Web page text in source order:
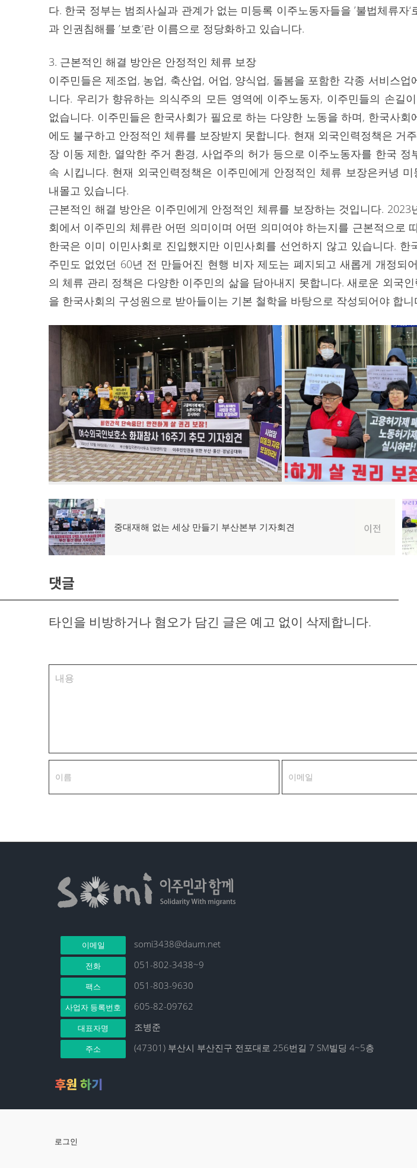
다. 한국 정부는 범죄사실과 관계가 없는 미등록 이주노동자들을 ’불법체류자
과 인권침해를 ’보호‘란 이름으로 정당화하고 있습니다.
3. 근본적인 해결 방안은 안정적인 체류 보장
이주민들은 제조업, 농업, 축산업, 어업, 양식업, 돌봄을 포함한 각종 서비스업
니다. 우리가 향유하는 의식주의 모든 영역에 이주노동자, 이주민들의 손길
없습니다. 이주민들은 한국사회가 필요로 하는 다양한 노동을 하며, 한국사회
에도 불구하고 안정적인 체류를 보장받지 못합니다. 현재 외국인력정책은 거
장 이동 제한, 열악한 주거 환경, 사업주의 허가 등으로 이주노동자를 한국 정
속 시킵니다. 현재 외국인력정책은 이주민에게 안정적인 체류 보장은커녕 미
내몰고 있습니다.
근본적인 해결 방안은 이주민에게 안정적인 체류를 보장하는 것입니다. 2023
회에서 이주민의 체류란 어떤 의미이며 어떤 의미여야 하는지를 근본적으로
한국은 이미 이민사회로 진입했지만 이민사회를 선언하지 않고 있습니다. 한
주민도 없었던 60년 전 만들어진 현행 비자 제도는 폐지되고 새롭게 개정되
의 체류 관리 정책은 다양한 이주민의 삶을 담아내지 못합니다. 새로운 외국
을 한국사회의 구성원으로 받아들이는 기본 철학을 바탕으로 작성되어야 합니
글
탐
색
이전
이
중대재해 없는 세상 만들기 부산본부 기자회견
댓글
타인을 비방하거나 혐오가 담긴 글은 예고 없이 삭제합니다.
이메일 somi3438@daum.net
전화 051-802-3438~9
팩스 051-803-9630
사업자 등록번호 605-82-09762
대표자명 조병준
주소 (47301) 부산시 부산진구 전포대로 256번길 7 SM빌딩 4~5층
후원 하기
로그인